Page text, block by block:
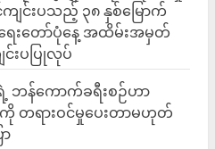
ျင်းပသည့် ၃၈ နှစ်မြောက်
ေးတော်ပုံနေ့ အထိမ်းအမှတ်
င်းပပြုလုပ်
ဘန်ကောက်ခရီးစဉ်ဟာ
ကို တရားဝင်မှုပေးတာမဟုတ်